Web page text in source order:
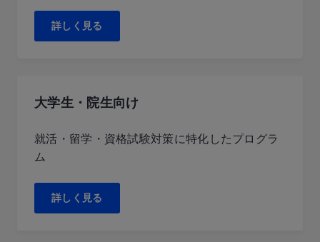
詳しく見る
大学生・院生向け
就活・留学・資格試験対策に特化したプログラ
ム
詳しく見る